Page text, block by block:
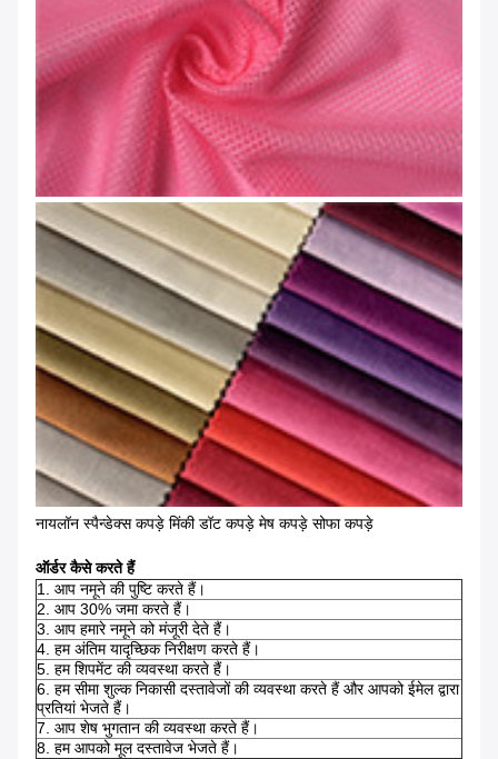
नायलॉन स्पैन्डेक्स कपड़े मिंकी डॉट कपड़े मेष कपड़े सोफा कपड़े
ऑर्डर कैसे करते हैं
1. आप नमूने की पुष्टि करते हैं।
2. आप 30% जमा करते हैं।
3. आप हमारे नमूने को मंजूरी देते हैं।
4. हम अंतिम यादृच्छिक निरीक्षण करते हैं।
5. हम शिपमेंट की व्यवस्था करते हैं।
6. हम सीमा शुल्क निकासी दस्तावेजों की व्यवस्था करते हैं और आपको ईमेल द्वारा
प्रतियां भेजते हैं।
7. आप शेष भुगतान की व्यवस्था करते हैं।
8. हम आपको मूल दस्तावेज भेजते हैं।